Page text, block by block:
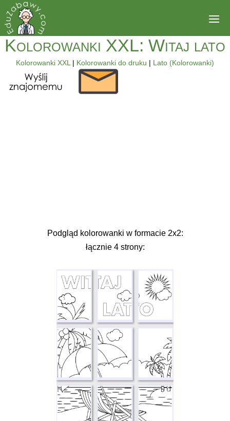
Kolorowanki XXL: Witaj lato
Kolorowanki XXL | Kolorowanki do druku | Lato (Kolorowanki)
Podgląd kolorowanki w formacie 2x2:
łącznie 4 strony: